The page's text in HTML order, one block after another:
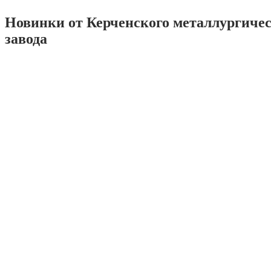
Новинки от Керченского
завода